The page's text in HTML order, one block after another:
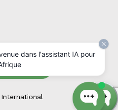
vous
dans l'assistant IA pour